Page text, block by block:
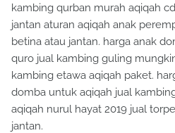
kambing qurban murah aqiqah
jantan aturan aqiqah anak
betina atau jantan. harga anak
quro jual kambing guling
kambing etawa aqiqah paket.
domba untuk aqiqah jual
aqiqah nurul hayat 2019 jual
jantan.